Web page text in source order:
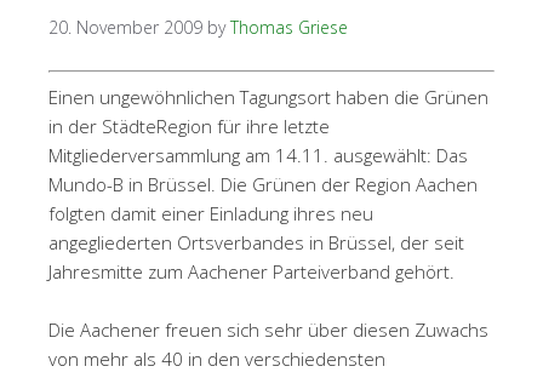
20. November 2009 byThomas Griese
Einen ungewöhnlichen Tagungsort haben die Grünen
in der StädteRegion für ihre letzte
Mitgliederversammlung am 14.11. ausgewählt: Das
Mundo-B in Brüssel. Die Grünen der Region Aachen
folgten damit einer Einladung ihres neu
angegliederten Ortsverbandes in Brüssel, der seit
Jahresmitte zum Aachener Parteiverband gehört.
Die Aachener freuen sich sehr über diesen Zuwachs
von mehr als 40 in den verschiedensten